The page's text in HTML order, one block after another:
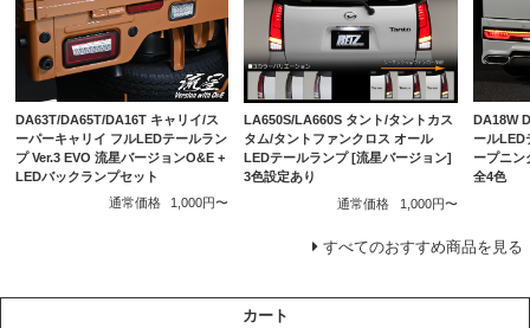
DA63T/DA65T/DA16T キャリイ/ス
ーパーキャリイ フルLEDテールラン
プ Ver.3 EVO 流星バージョンO&E +
LEDバックランプセット
通常価格
1,000円〜
LA650S/LA660S タント/タントカス
タム/タントファンクロス オール
LEDテールランプ [流星バージョン]
3色設定あり
通常価格
1,000円〜
DA18W
ールLED
ープニン
全4色
すべてのおすすめ商品を見る
カート